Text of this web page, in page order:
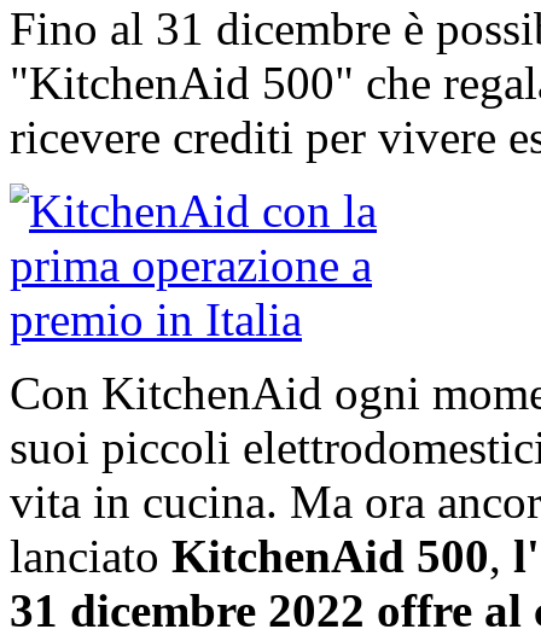
Fino al 31 dicembre è
"KitchenAid 500" che
ricevere crediti per vivere
Con KitchenAid ogni
suoi piccoli
vita in cucina. Ma ora
lanciato KitchenAid 500,
31 dicembre 2022 offre